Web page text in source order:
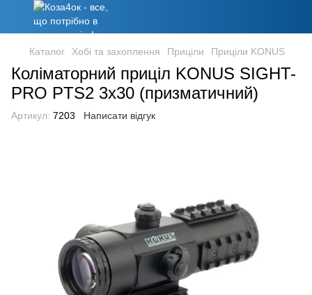
Каталог Хобі та захоплення Приціли Приціли KONUS
Коліматорний приціл KONUS SIGHT-
PRO PTS2 3x30 (призматичний)
Артикул: 7203 Написати відгук